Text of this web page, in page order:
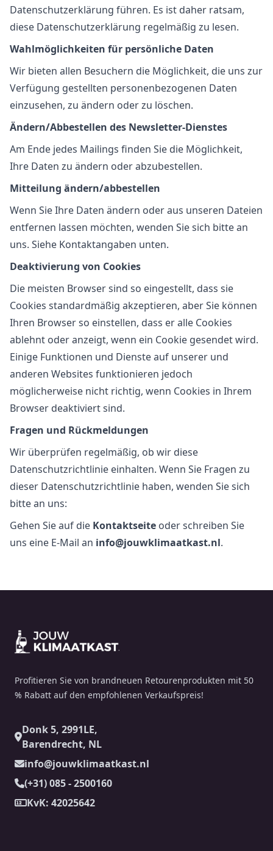
Datenschutzerklärung führen. Es ist daher ratsam,
diese Datenschutzerklärung regelmäßig zu lesen.
Wahlmöglichkeiten für persönliche Daten
Wir bieten allen Besuchern die Möglichkeit, die uns zur
Verfügung gestellten personenbezogenen Daten
einzusehen, zu ändern oder zu löschen.
Ändern/Abbestellen des Newsletter-Dienstes
Am Ende jedes Mailings finden Sie die Möglichkeit,
Ihre Daten zu ändern oder abzubestellen.
Mitteilung ändern/abbestellen
Wenn Sie Ihre Daten ändern oder aus unseren Dateien
entfernen lassen möchten, wenden Sie sich bitte an
uns. Siehe Kontaktangaben unten.
Deaktivierung von Cookies
Die meisten Browser sind so eingestellt, dass sie
Cookies standardmäßig akzeptieren, aber Sie können
Ihren Browser so einstellen, dass er alle Cookies
ablehnt oder anzeigt, wenn ein Cookie gesendet wird.
Einige Funktionen und Dienste auf unserer und
anderen Websites funktionieren jedoch
möglicherweise nicht richtig, wenn Cookies in Ihrem
Browser deaktiviert sind.
Fragen und Rückmeldungen
Wir überprüfen regelmäßig, ob wir diese
Datenschutzrichtlinie einhalten. Wenn Sie Fragen zu
dieser Datenschutzrichtlinie haben, wenden Sie sich
bitte an uns:
Gehen Sie auf die Kontaktseite oder schreiben Sie
uns eine E-Mail an info@jouwklimaatkast.nl.
Profitieren Sie von brandneuen Retourenprodukten mit 50
% Rabatt auf den empfohlenen Verkaufspreis!
Donk 5, 2991LE,
Barendrecht, NL
info@jouwklimaatkast.nl
(+31) 085 - 2500160
KvK: 42025642